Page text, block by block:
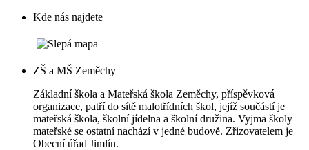
Kde nás najdete
ZŠ a MŠ Zeměchy
Základní škola a Mateřská škola Zeměchy, příspěvková
organizace, patří do sítě malotřídních škol, jejíž součástí je
mateřská škola, školní jídelna a školní družina. Vyjma školy
mateřské se ostatní nachází v jedné budově. Zřizovatelem je
Obecní úřad Jimlín.